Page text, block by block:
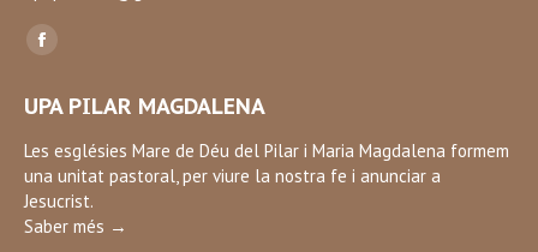
Find us on:
Facebook
opens
in
new
window
UPA PILAR MAGDALENA
Les esglésies Mare de Déu del Pilar i Maria Magdalena formem
una unitat pastoral, per viure la nostra fe i anunciar a
Jesucrist.
Saber més →